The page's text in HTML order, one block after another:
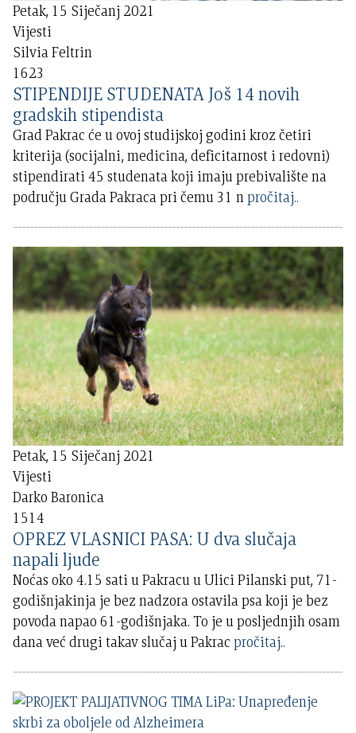
Petak, 15 Siječanj 2021
Vijesti
Silvia Feltrin
1623
STIPENDIJE STUDENATA Još 14 novih
gradskih stipendista
Grad Pakrac će u ovoj studijskoj godini kroz četiri
kriterija (socijalni, medicina, deficitarnost i redovni)
stipendirati 45 studenata koji imaju prebivalište na
području Grada Pakraca pri čemu 31 npročitaj..
Petak, 15 Siječanj 2021
Vijesti
Darko Baronica
1514
OPREZ VLASNICI PASA: U dva slučaja
napali ljude
Noćas oko 4.15 sati u Pakracu u Ulici Pilanski put, 71-
godišnjakinja je bez nadzora ostavila psa koji je bez
povoda napao 61-godišnjaka. To je u posljednjih osam
dana već drugi takav slučaj u Pakracpročitaj..